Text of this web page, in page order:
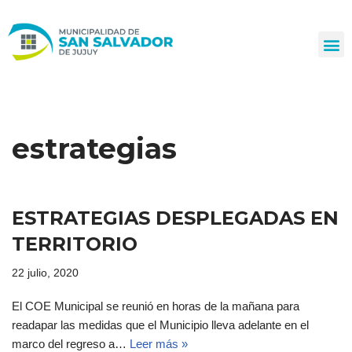
al
estrategias
ESTRATEGIAS DESPLEGADAS EN
TERRITORIO
22 julio, 2020
El COE Municipal se reunió en horas de la mañana para
readapar las medidas que el Municipio lleva adelante en el
marco del regreso a… Leer más »